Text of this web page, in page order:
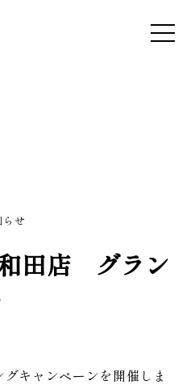
らせ
田店 グラン
キャンペーンを開催しま